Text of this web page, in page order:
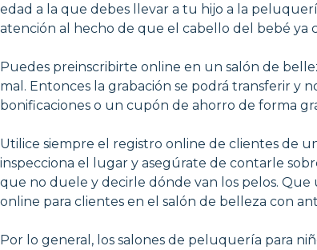
edad a la que debes llevar a tu hijo a la
atención al hecho de que el cabello del bebé ya
Puedes preinscribirte online en un salón de
mal. Entonces la grabación se podrá transferir y
bonificaciones o un cupón de ahorro de forma
Utilice siempre el registro online de clientes de
inspecciona el lugar y asegúrate de contarle
que no duele y decirle dónde van los pelos.
online para clientes en el salón de belleza con
Por lo general, los salones de peluquería para